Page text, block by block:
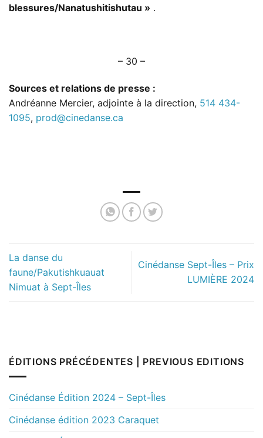
blessures/Nanatushitishutau » .
– 30 –
Sources et relations de presse :
Andréanne Mercier, adjointe à la direction, 514 434-
1095, prod@cinedanse.ca
La danse du
faune/Pakutishkuauat
Nimuat à Sept-Îles
Cinédanse Sept-Îles – Prix
LUMIÈRE 2024
ÉDITIONS PRÉCÉDENTES | PREVIOUS EDITIONS
Cinédanse Édition 2024 – Sept-Îles
Cinédanse édition 2023 Caraquet